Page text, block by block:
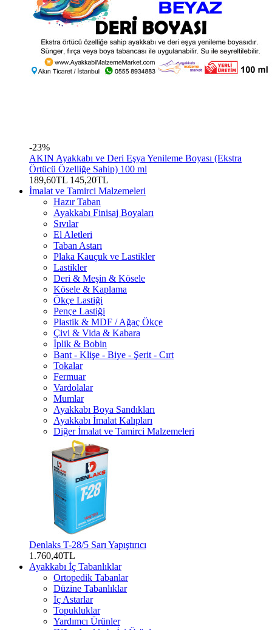
-23%
AKIN Ayakkabı ve Deri Eşya Yenileme Boyası (Ekstra
Örtücü Özelliğe Sahip) 100 ml
189,60TL 145,20TL
İmalat ve Tamirci Malzemeleri
Hazır Taban
Ayakkabı Finisaj Boyaları
Sıvılar
El Aletleri
Taban Astarı
Plaka Kauçuk ve Lastikler
Lastikler
Deri & Meşin & Kösele
Kösele & Kaplama
Ökçe Lastiği
Pençe Lastiği
Plastik & MDF / Ağaç Ökçe
Çivi & Vida & Kabara
İplik & Bobin
Bant - Klişe - Biye - Şerit - Cırt
Tokalar
Fermuar
Vardolalar
Mumlar
Ayakkabı Boya Sandıkları
Ayakkabı İmalat Kalıpları
Diğer İmalat ve Tamirci Malzemeleri
Denlaks T-28/5 Sarı Yapıştırıcı
1.760,40TL
Ayakkabı İç Tabanlıklar
Ortopedik Tabanlar
Düzine Tabanlıklar
İç Astarlar
Topukluklar
Yardımcı Ürünler